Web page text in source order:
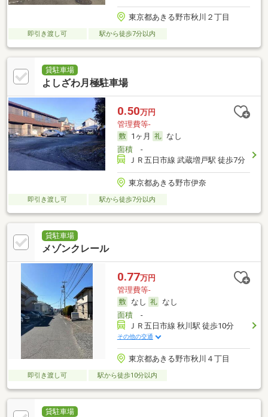
東京都あきる野市秋川２丁目
即引き渡し可 駅から徒歩7分以内
貸駐車場
よしざわ月極駐車場
0.50万円
管理費等-
1ヶ月
なし
面積-
ＪＲ五日市線 武蔵増戸駅 徒歩7分
東京都あきる野市伊奈
即引き渡し可 駅から徒歩7分以内
貸駐車場
メゾンクレール
0.77万円
管理費等-
なし
なし
面積-
ＪＲ五日市線 秋川駅 徒歩10分
その他の交通
東京都あきる野市秋川４丁目
即引き渡し可 駅から徒歩10分以内
貸駐車場